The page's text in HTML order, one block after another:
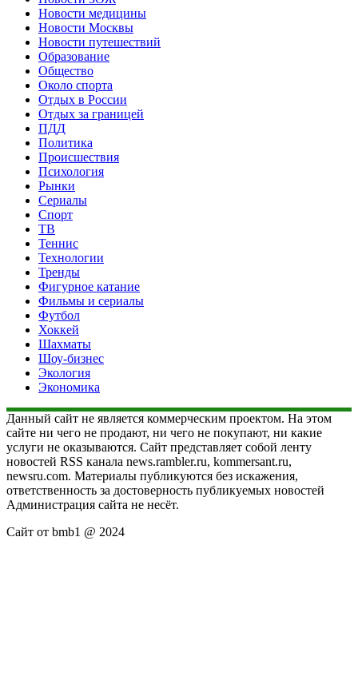
Новости медицины
Новости Москвы
Новости путешествий
Образование
Общество
Около спорта
Отдых в России
Отдых за границей
ПДД
Политика
Происшествия
Психология
Рынки
Сериалы
Спорт
ТВ
Теннис
Технологии
Тренды
Фигурное катание
Фильмы и сериалы
Футбол
Хоккей
Шахматы
Шоу-бизнес
Экология
Экономика
Данный сайт не является коммерческим проектом. На этом
сайте ни чего не продают, ни чего не покупают, ни какие
услуги не оказываются. Сайт представляет собой ленту
новостей RSS канала news.rambler.ru, kommersant.ru,
newsru.com. Материалы публикуются без искажения,
ответственность за достоверность публикуемых новостей
Администрация сайта не несёт.
Сайт от bmb1 @ 2024